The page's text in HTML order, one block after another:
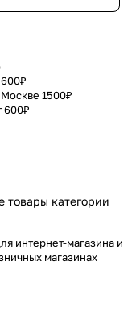
1500₽
600₽
товары категории
интернет-магазина и
магазинах